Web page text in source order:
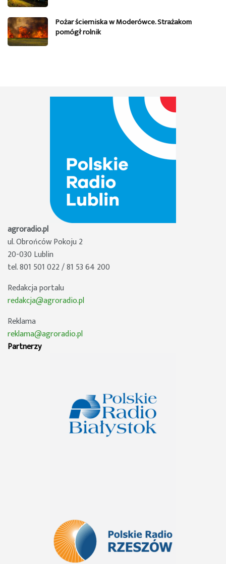
Pożar ścierniska w Moderówce. Strażakom
pomógł rolnik
agroradio.pl
ul. Obrońców Pokoju 2
20-030 Lublin
tel. 801 501 022 / 81 53 64 200
Redakcja portalu
redakcja@agroradio.pl
Reklama
reklama@agroradio.pl
Partnerzy